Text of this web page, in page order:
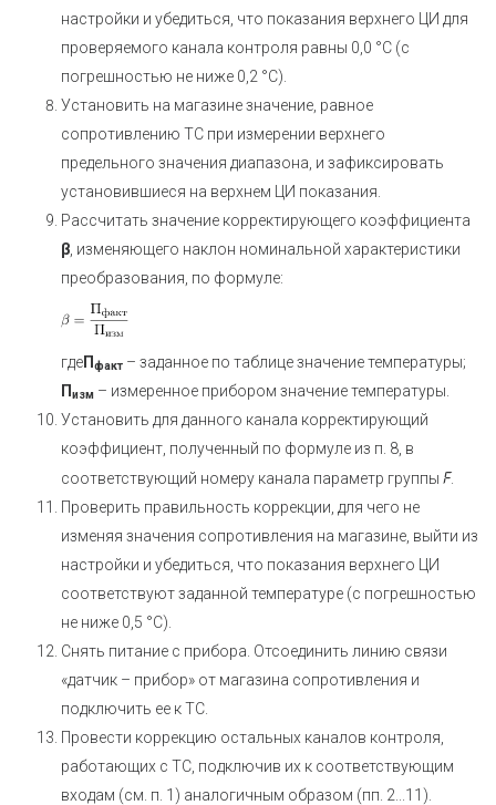
настройки и убедиться, что показания верхнего ЦИ для
проверяемого канала контроля равны 0,0 °С (с
погрешностью не ниже 0,2 °С).
Установить на магазине значение, равное
сопротивлению ТС при измерении верхнего
предельного значения диапазона, и зафиксировать
установившиеся на верхнем ЦИ показания.
Рассчитать значение корректирующего коэффициента
β , изменяющего наклон номинальной характеристики
преобразования, по формуле:
гдеП факт – заданное по таблице значение температуры;
П изм – измеренное прибором значение температуры.
Установить для данного канала корректирующий
коэффициент, полученный по формуле из п. 8, в
соответствующий номеру канала параметр группы F.
Проверить правильность коррекции, для чего не
изменяя значения сопротивления на магазине, выйти из
настройки и убедиться, что показания верхнего ЦИ
соответствуют заданной температуре (с погрешностью
не ниже 0,5 °С).
Снять питание с прибора. Отсоединить линию связи
«датчик – прибор» от магазина сопротивления и
подключить ее к ТС.
Провести коррекцию остальных каналов контроля,
работающих с ТС, подключив их к соответствующим
входам (см. п. 1) аналогичным образом (пп. 2...11).